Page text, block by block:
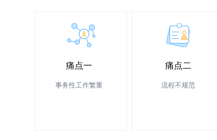
痛点一
事务性工作繁重
痛点二
流程不规范